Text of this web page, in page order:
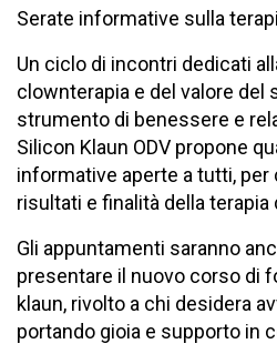
Serate informative sulla
Un ciclo di incontri dedicati
clownterapia e del valore del
strumento di benessere e
Silicon Klaun ODV propone
informative aperte a tutti,
risultati e finalità della terapia
Gli appuntamenti saranno
presentare il nuovo corso di
klaun, rivolto a chi desidera
portando gioia e supporto in